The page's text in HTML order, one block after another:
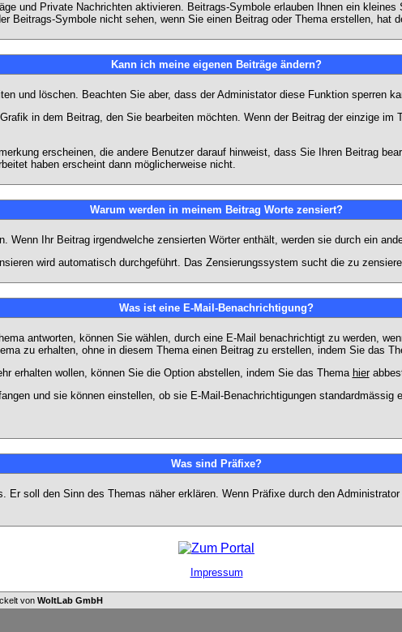
und Private Nachrichten aktivieren. Beitrags-Symbole erlauben Ihnen ein
Beitrags-Symbole nicht sehen, wenn Sie einen Beitrag oder Thema erstellen, hat
Kann ich meine eigenen Beiträge ändern?
und löschen. Beachten Sie aber, dass der Administator diese Funktion sperren
Grafik in dem Beitrag, den Sie bearbeiten möchten. Wenn der Beitrag der einzige
erscheinen, die andere Benutzer darauf hinweist, dass Sie Ihren Beitrag
haben erscheint dann möglicherweise nicht.
Warum werden in meinem Beitrag Worte zensiert?
Wenn Ihr Beitrag irgendwelche zensierten Wörter enthält, werden sie durch ein
wird automatisch durchgeführt. Das Zensierungssystem sucht die zu
Was ist eine E-Mail-Benachrichtigung?
antworten, können Sie wählen, durch eine E-Mail benachrichtigt zu werden,
zu erhalten, ohne in diesem Thema einen Beitrag zu erstellen, indem Sie das
erhalten wollen, können Sie die Option abstellen, indem Sie das Thema hier
und sie können einstellen, ob sie E-Mail-Benachrichtigungen standardmässig
Was sind Präfixe?
soll den Sinn des Themas näher erklären. Wenn Präfixe durch den
Impressum
von WoltLab GmbH